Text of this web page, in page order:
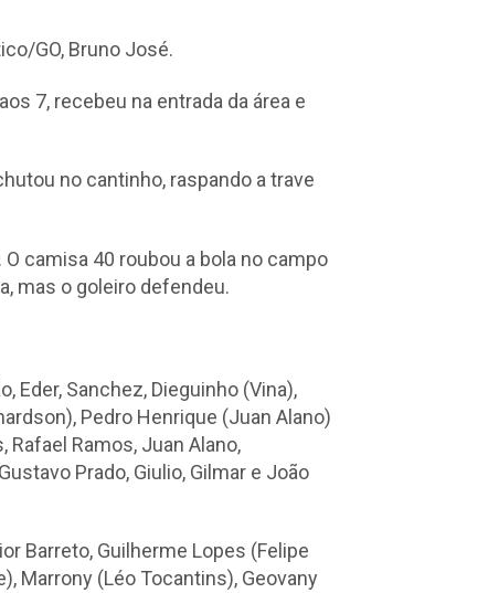
GO, Bruno José.
7, recebeu na entrada da área e
no cantinho, raspando a trave
camisa 40 roubou a bola no campo
mas o goleiro defendeu.
Eder, Sanchez, Dieguinho (Vina),
Pedro Henrique (Juan Alano)
Ramos, Juan Alano,
Prado, Giulio, Gilmar e João
Barreto, Guilherme Lopes (Felipe
Marrony (Léo Tocantins), Geovany